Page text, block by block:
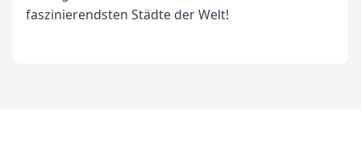
faszinierendsten Städte der Welt!